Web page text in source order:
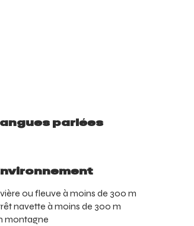
parlées
parlées
ou fleuve à moins de 300 m
navette à moins de 300 m
montagne